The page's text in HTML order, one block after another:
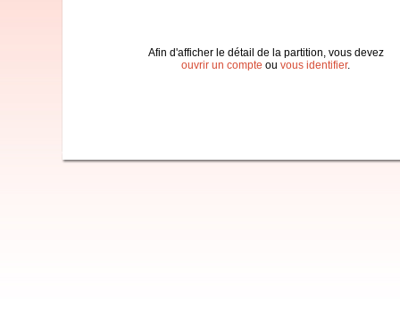
Afin d'afficher le détail de la partition, vous devez
ouvrir un compte ou vous identifier.